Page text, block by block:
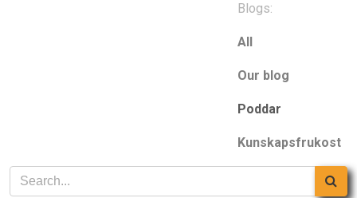
Blogs:
All
Our blog
Poddar
Kunskapsfrukost